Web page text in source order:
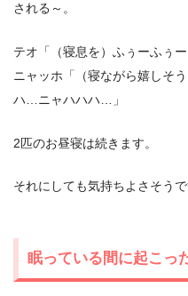
される～。
テオ「（寝息を）ふぅーふぅー
ニャッホ「（寝ながら嬉しそ
ハ…ニャハハハ…」
2匹のお昼寝は続きます。
それにしても気持ちよさそうで
眠っている間に起こっ